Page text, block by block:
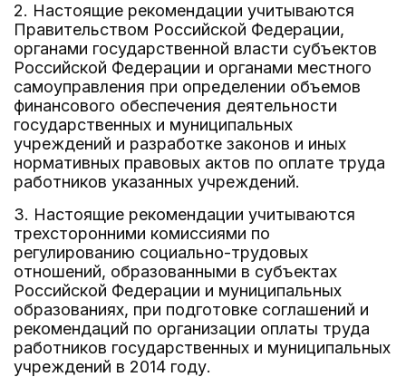
2. Настоящие рекомендации учитываются
Правительством Российской Федерации,
органами государственной власти субъектов
Российской Федерации и органами местного
самоуправления при определении объемов
финансового обеспечения деятельности
государственных и муниципальных
учреждений и разработке законов и иных
нормативных правовых актов по оплате труда
работников указанных учреждений.
3. Настоящие рекомендации учитываются
трехсторонними комиссиями по
регулированию социально-трудовых
отношений, образованными в субъектах
Российской Федерации и муниципальных
образованиях, при подготовке соглашений и
рекомендаций по организации оплаты труда
работников государственных и муниципальных
учреждений в 2014 году.